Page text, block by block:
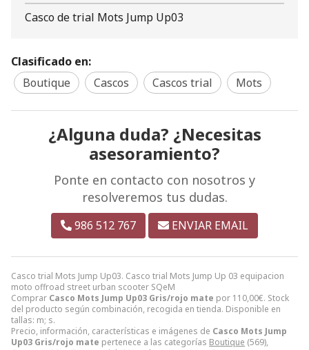
Casco trial Mots Jump Up03. Casco trial Mots Jump Up 03 equipacion
moto offroad street urban scooter SQeM
Comprar Casco Mots Jump Up03 Gris/rojo mate por 110,00€. Stock
del producto según combinación, recogida en tienda. Disponible en
tallas: m; s.
Precio, información, características e imágenes de Casco Mots Jump
Up03 Gris/rojo mate pertenece a las categorías Boutique (569),
Casco de trial Mots Jump Up03
Clasificado en:
Boutique
Cascos Cascos trial Mots
¿Alguna duda? ¿Necesitas
asesoramiento?
Ponte en contacto con nosotros y
resolveremos tus dudas.
986 512 767 ENVIAR EMAIL